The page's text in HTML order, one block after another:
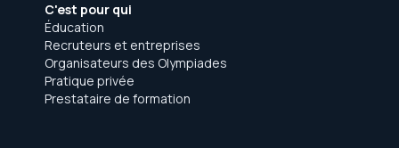
C'est pour qui
Éducation
Recruteurs et entreprises
Organisateurs des Olympiades
Pratique privée
Prestataire de formation